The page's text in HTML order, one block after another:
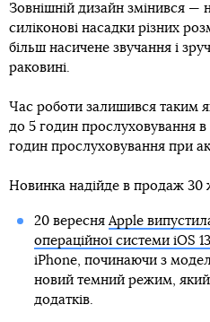
Зовнішній дизайн змінився —
силіконові насадки різних
більш насичене звучання і
раковині.
Час роботи залишився таким
до 5 годин прослуховування
годин прослуховування при
Новинка надійде в продаж 30
20 вересня Apple
операційної системи iOS 13
iPhone, починаючи з
новий темний режим, який
додатків.